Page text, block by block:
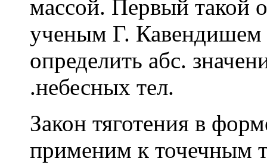
массой. Первый такой
ученым Г. Кавендишем
определить абс.
.небесных тел.
Закон тяготения в
применим к точечным